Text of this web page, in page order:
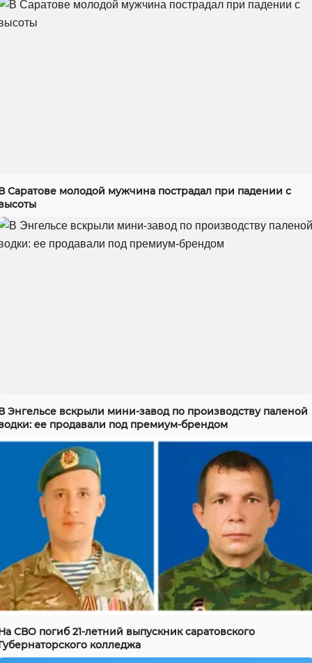
Саратове молодой мужчина пострадал при падении с
Энгельсе вскрыли мини-завод по производству паленой
ее продавали под премиум-брендом
СВО погиб 21-летний выпускник саратовского
колледжа